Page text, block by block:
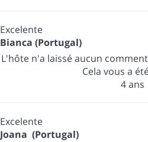
Excelente
Bianca (Portugal)
L'hôte n'a laissé aucun
Cela vous a
4 ans
Excelente
Joana (Portugal)